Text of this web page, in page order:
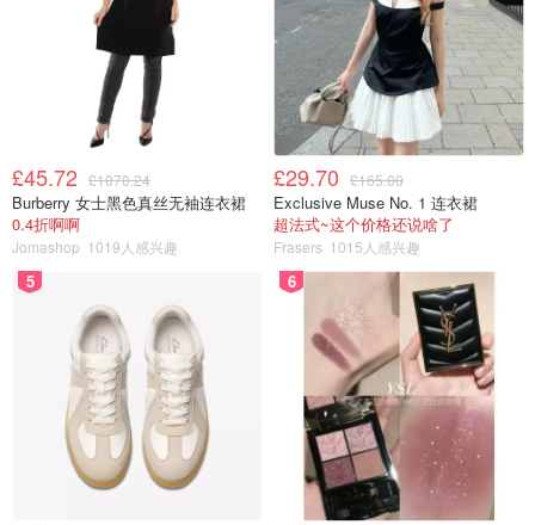
£45.72 £1070.24
Burberry 女士黑色真丝无袖连衣裙
0.4折啊啊
Jomashop 1019人感兴趣
£29.70 £165.00
Exclusive Muse No. 1 连衣裙
超法式~这个价格还说啥了
Frasers 1015人感兴趣
5 6